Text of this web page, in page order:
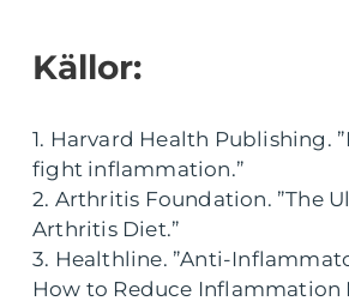
Källor:
1. Harvard Health Publishing.
fight inflammation.”
2. Arthritis Foundation. ”The
Arthritis Diet.”
3. Healthline. ”Anti-
How to Reduce Inflammation